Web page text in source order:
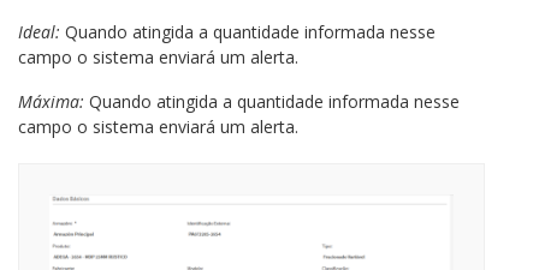
Ideal: Quando atingida a quantidade informada nesse
campo o sistema enviará um alerta.
Máxima: Quando atingida a quantidade informada nesse
campo o sistema enviará um alerta.